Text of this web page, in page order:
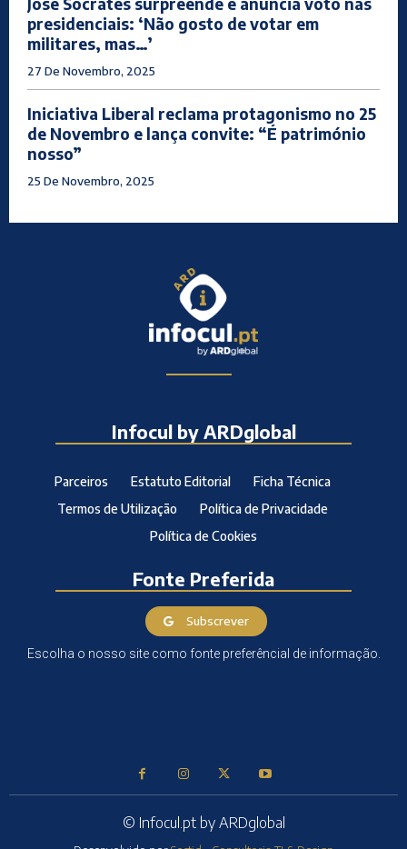
José Sócrates surpreende e anuncia voto nas
presidenciais: ‘Não gosto de votar em
militares, mas…’
27 De Novembro, 2025
Iniciativa Liberal reclama protagonismo no 25
de Novembro e lança convite: “É património
nosso”
25 De Novembro, 2025
Infocul by ARDglobal
Parceiros Estatuto Editorial
Ficha Técnica
Termos de Utilização
Política de Privacidade
Política de Cookies
Fonte Preferida
Subscrever
Escolha o nosso site como fonte preferêncial de informação.
© Infocul.pt by ARDglobal